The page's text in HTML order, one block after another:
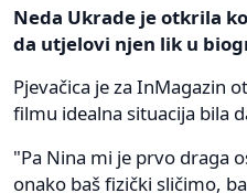
Neda Ukrade je otkrila
da utjelovi njen lik u
Pjevačica je za InMagazin
filmu idealna situacija bila
"Pa Nina mi je prvo draga
onako baš fizički sličimo,